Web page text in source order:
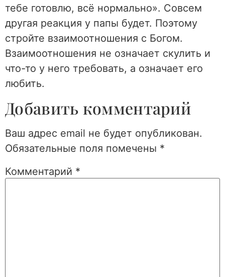
тебе готовлю, всё нормально». Совсем
другая реакция у папы будет. Поэтому
стройте взаимоотношения с Богом.
Взаимоотношения не означает скулить и
что-то у него требовать, а означает его
любить.
Добавить комментарий
Ваш адрес email не будет опубликован.
Обязательные поля помечены *
Комментарий *